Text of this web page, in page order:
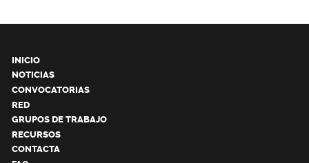
INICIO
NOTICIAS
CONVOCATORIAS
RED
GRUPOS DE TRABAJO
RECURSOS
CONTACTA